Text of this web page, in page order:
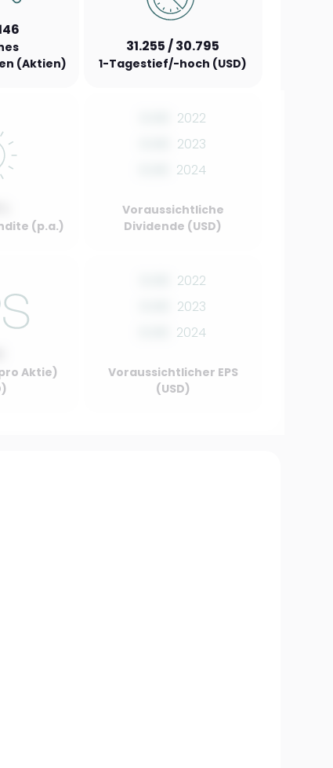
(Aktien)
31.255 / 30.795
1-Tagestief/-hoch (USD)
(p.a.)
2022
2023
2024
Voraussichtliche
Dividende (USD)
Aktie)
2022
2023
2024
Voraussichtlicher EPS
(USD)